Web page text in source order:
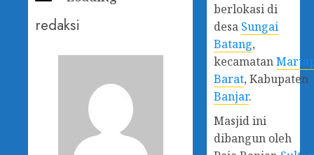
redaksi
berlokasi di
desa Sungai
Batang,
kecamatan
Barat, Kabupaten
Banjar.
Masjid ini
dibangun oleh